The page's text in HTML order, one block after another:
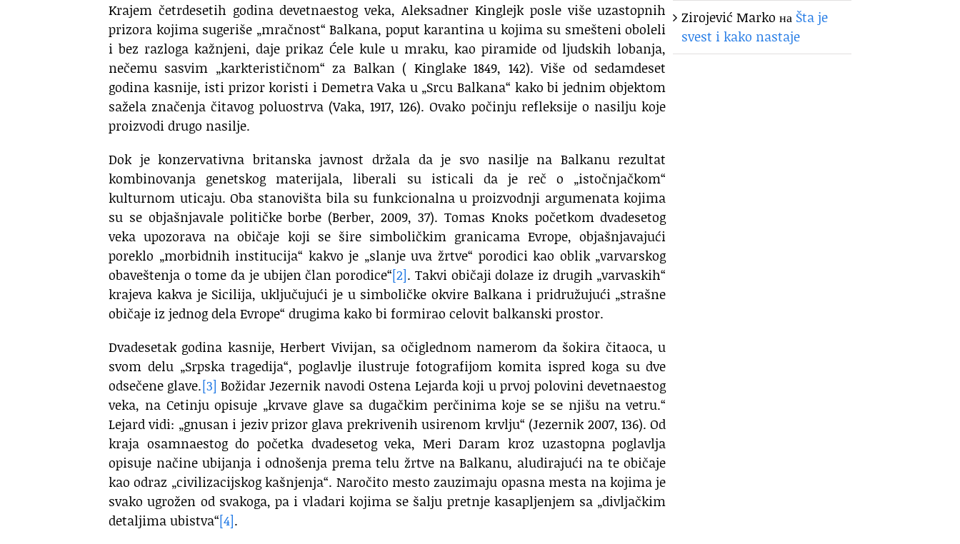
Krajem četrdesetih godina devetnaestog veka, Aleksadner Kinglejk posle više uzastopnih
prizora kojima sugeriše „mračnost“ Balkana, poput karantina u kojima su smešteni oboleli
i bez razloga kažnjeni, daje prikaz Ćele kule u mraku, kao piramide od ljudskih lobanja,
nečemu sasvim „karkterističnom“ za Balkan ( Kinglake 1849, 142). Više od sedamdeset
godina kasnije, isti prizor koristi i Demetra Vaka u „Srcu Balkana“ kako bi jednim objektom
sažela značenja čitavog poluostrva (Vaka, 1917, 126). Ovako počinju refleksije o nasilju koje
proizvodi drugo nasilje.
Dok je konzervativna britanska javnost držala da je svo nasilje na Balkanu rezultat
kombinovanja genetskog materijala, liberali su isticali da je reč o „istočnjačkom“
kulturnom uticaju. Oba stanovišta bila su funkcionalna u proizvodnji argumenata kojima
su se objašnjavale političke borbe (Berber, 2009, 37). Tomas Knoks početkom dvadesetog
veka upozorava na običaje koji se šire simboličkim granicama Evrope, objašnjavajući
poreklo „morbidnih institucija“ kakvo je „slanje uva žrtve“ porodici kao oblik „varvarskog
obaveštenja o tome da je ubijen član porodice“[2]. Takvi običaji dolaze iz drugih „varvaskih“
krajeva kakva je Sicilija, uključujući je u simboličke okvire Balkana i pridružujući „strašne
običaje iz jednog dela Evrope“ drugima kako bi formirao celovit balkanski prostor.
Dvadesetak godina kasnije, Herbert Vivijan, sa očiglednom namerom da šokira čitaoca, u
svom delu „Srpska tragedija“, poglavlje ilustruje fotografijom komita ispred koga su dve
odsečene glave.[3] Božidar Jezernik navodi Ostena Lejarda koji u prvoj polovini devetnaestog
veka, na Cetinju opisuje „krvave glave sa dugačkim perčinima koje se se njišu na vetru.“
Lejard vidi: „gnusan i jeziv prizor glava prekrivenih usirenom krvlju“ (Jezernik 2007, 136). Od
kraja osamnaestog do početka dvadesetog veka, Meri Daram kroz uzastopna poglavlja
opisuje načine ubijanja i odnošenja prema telu žrtve na Balkanu, aludirajući na te običaje
kao odraz „civilizacijskog kašnjenja“. Naročito mesto zauzimaju opasna mesta na kojima je
svako ugrožen od svakoga, pa i vladari kojima se šalju pretnje kasapljenjem sa „divljačkim
detaljima ubistva“[4].
Zirojević Marko на Šta je
svest i kako nastaje